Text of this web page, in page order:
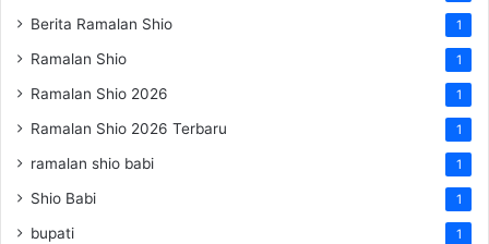
Berita Ramalan Shio 1
Ramalan Shio 1
Ramalan Shio 2026 1
Ramalan Shio 2026 Terbaru 1
ramalan shio babi 1
Shio Babi 1
bupati 1